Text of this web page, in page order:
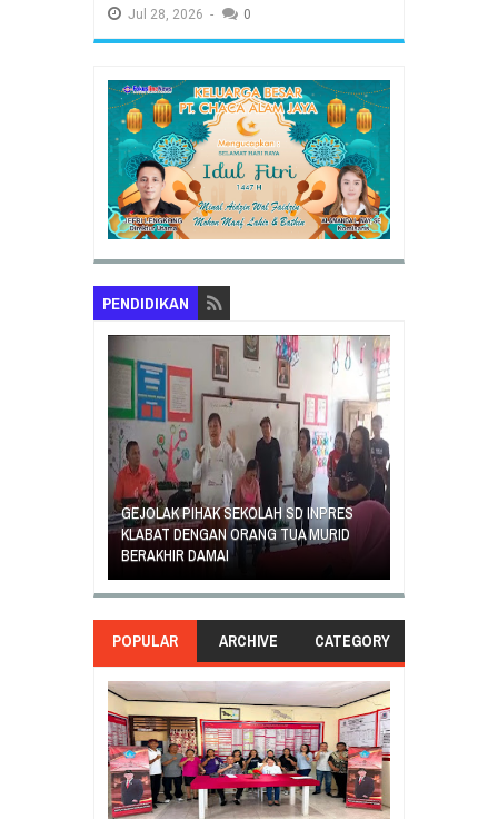
Jul 28, 2026 - 0
PENDIDIKAN
GEJOLAK PIHAK SEKOLAH SD INPRES
KLABAT DENGAN ORANG TUA MURID
BERAKHIR DAMAI
POPULAR ARCHIVE CATEGORY